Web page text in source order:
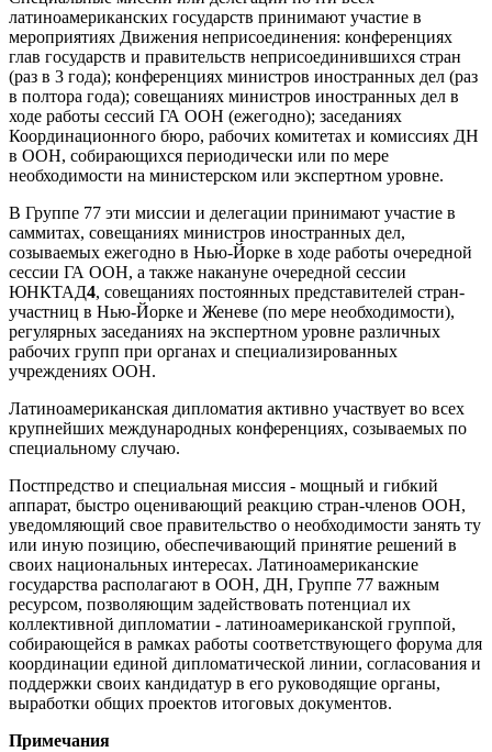
латиноамериканских государств принимают участие в
мероприятиях Движения неприсоединения: конференциях
глав государств и правительств неприсоединившихся стран
(раз в 3 года); конференциях министров иностранных дел (раз
в полтора года); совещаниях министров иностранных дел в
ходе работы сессий ГА ООН (ежегодно); заседаниях
Координационного бюро, рабочих комитетах и комиссиях ДН
в ООН, собирающихся периодически или по мере
необходимости на министерском или экспертном уровне.
В Группе 77 эти миссии и делегации принимают участие в
саммитах, совещаниях министров иностранных дел,
созываемых ежегодно в Нью-Йорке в ходе работы очередной
сессии ГА ООН, а также накануне очередной сессии
ЮНКТАД4, совещаниях постоянных представителей стран-
участниц в Нью-Йорке и Женеве (по мере необходимости),
регулярных заседаниях на экспертном уровне различных
рабочих групп при органах и специализированных
учреждениях ООН.
Латиноамериканская дипломатия активно участвует во всех
крупнейших международных конференциях, созываемых по
специальному случаю.
Постпредство и специальная миссия - мощный и гибкий
аппарат, быстро оценивающий реакцию стран-членов ООН,
уведомляющий свое правительство о необходимости занять ту
или иную позицию, обеспечивающий принятие решений в
своих национальных интересах. Латиноамериканские
государства располагают в ООН, ДН, Группе 77 важным
ресурсом, позволяющим задействовать потенциал их
коллективной дипломатии - латиноамериканской группой,
собирающейся в рамках работы соответствующего форума для
координации единой дипломатической линии, согласования и
поддержки своих кандидатур в его руководящие органы,
выработки общих проектов итоговых документов.
Примечания